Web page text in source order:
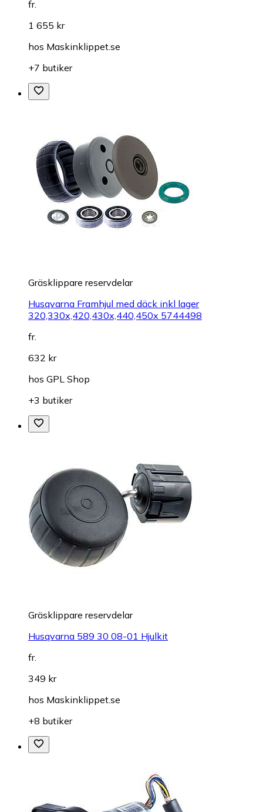
fr.
1 655 kr
hos Maskinklippet.se
+7 butiker
Gräsklippare reservdelar
Husqvarna Framhjul med däck inkl lager
320,330x,420,430x,440,450x 5744498
fr.
632 kr
hos GPL Shop
+3 butiker
Gräsklippare reservdelar
Husqvarna 589 30 08-01 Hjulkit
fr.
349 kr
hos Maskinklippet.se
+8 butiker